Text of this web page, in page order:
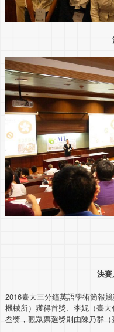
決
2016臺大三分鐘英語學術簡報
機械所）獲得首獎、李妮（臺大
叁獎，觀眾票選獎則由陳乃群（